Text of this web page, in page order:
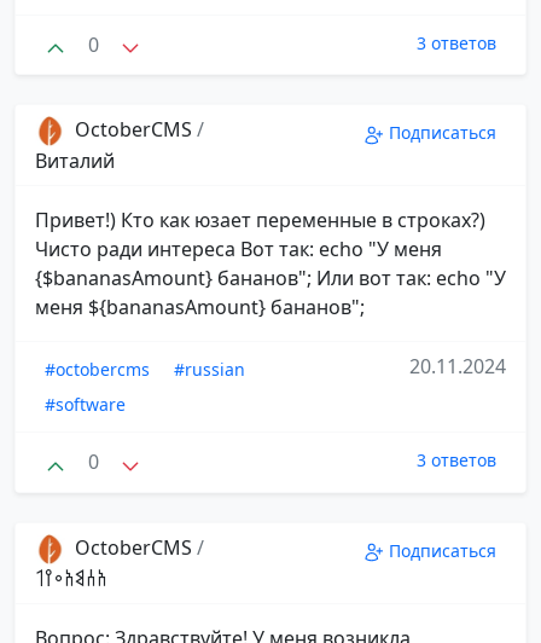
0 3 ответов
OctoberCMS /
Виталий
Подписаться
Привет!) Кто как юзает переменные в строках?)
Чисто ради интереса Вот так: echo "У меня
{$bananasAmount} бананов"; Или вот так: echo "У
меня ${bananasAmount} бананов";
#octobercms
#russian
#software
20.11.2024
0 3 ответов
OctoberCMS /
𐩱𐩪𐩣𐩱𐩲𐩺𐩡
Подписаться